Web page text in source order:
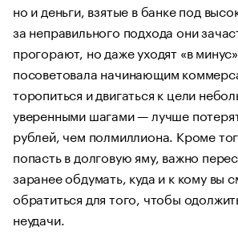
но и деньги, взятые в банке под
за неправильного подхода они
прогорают, но даже уходят «в
посоветовала начинающим
торопиться и двигаться к цели
уверенными шагами — лучше
рублей, чем полмиллиона. Кроме
попасть в долговую яму, важно
заранее обдумать, куда и к кому вы
обратиться для того, чтобы
неудачи.